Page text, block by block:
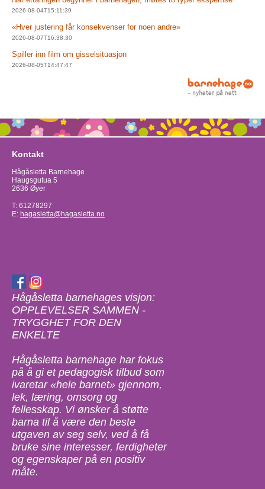
2026-08-04T15:11:39
«Hver justering får konsekvenser for noen andre»
2026-08-07T16:38:30
Spiller inn film om gisselsituasjon
2026-08-05T14:47:47
Kontakt
Hågåsletta Barnehage
Haugsgutua 5
2636 Øyer
T: 61278297
E: hagasletta@hagasletta.no
Hågåsletta barnehages visjon:
OPPLEVELSER SAMMEN -
TRYGGHET FOR DEN
ENKELTE
Hågåsletta barnehage har fokus
på å gi et pedagogisk tilbud som
ivaretar «hele barnet» gjennom,
lek, læring, omsorg og
fellesskap. Vi ønsker å støtte
barna til å være den beste
utgaven av seg selv, ved å få
bruke sine interesser, ferdigheter
og egenskaper på en positiv
måte.